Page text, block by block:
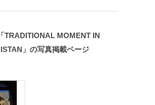
TRADITIONAL MOMENT IN
」の写真掲載ページ